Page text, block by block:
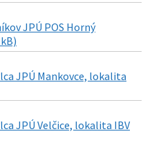
JPÚ POS Horný
JPÚ Mankovce, lokalita
JPÚ Velčice, lokalita IBV